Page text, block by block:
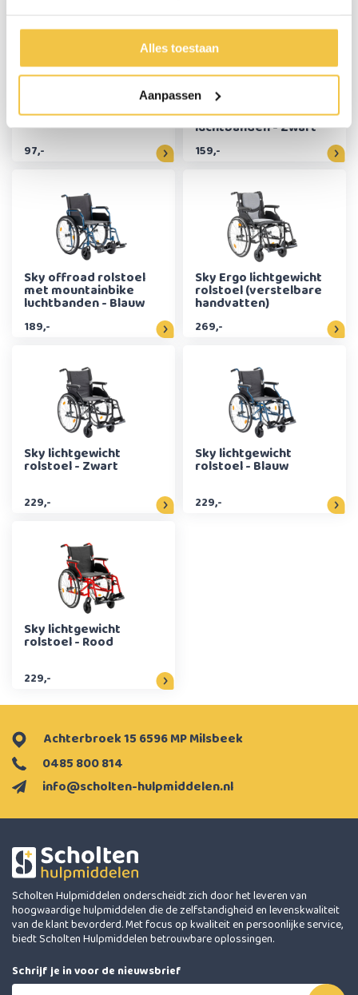
Alles toestaan
Aanpassen
rollator - Champagne
97,-
Sky Air lichtgewicht
outdoor rollator met
luchtbanden - Zwart
159,-
Sky offroad rolstoel
met mountainbike
luchtbanden - Blauw
189,-
Sky Ergo lichtgewicht
rolstoel (verstelbare
handvatten)
269,-
Sky lichtgewicht
rolstoel - Zwart
229,-
Sky lichtgewicht
rolstoel - Blauw
229,-
Sky lichtgewicht
rolstoel - Rood
229,-
info@scholten-hulpmiddelen.nl
0485 800 814
Achterbroek 15 6596 MP Milsbeek
Scholten Hulpmiddelen onderscheidt zich door het leveren van
hoogwaardige hulpmiddelen die de zelfstandigheid en levenskwaliteit
van de klant bevorderd. Met focus op kwaliteit en persoonlijke service,
biedt Scholten Hulpmiddelen betrouwbare oplossingen.
Schrijf je in voor de nieuwsbrief